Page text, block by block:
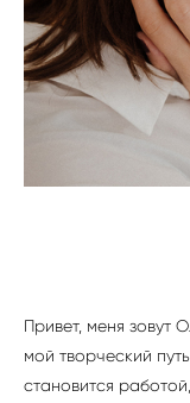
Привет, меня зовут
мой творческий
становится